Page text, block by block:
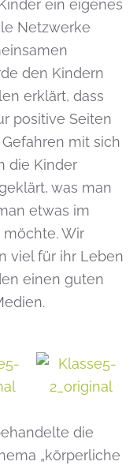
ein eigenes
Netzwerke
den Kindern
erklärt, dass
positive Seiten
mit sich
die Kinder
was man
etwas im
Wir
viel für ihr Leben
einen guten
die
„körperliche